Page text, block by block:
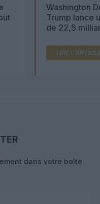
Washington
Trump lance
de 22,5
LIRE
dans votre boîte